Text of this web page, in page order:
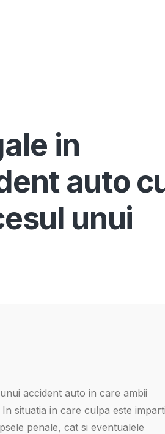
in
auto
unui
accident auto in care ambii
situatia in care culpa este
penale, cat si eventualele